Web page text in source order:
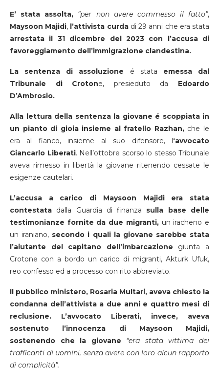
E’ stata assolta, “per non avere commesso il fatto”,
Maysoon Majidi, l’attivista curdadi 29 anni che era stata
arrestata il 31 dicembre del 2023 con l’accusa di
favoreggiamento dell’immigrazione clandestina.
La sentenza di assoluzione é stata emessa dal
Tribunale di Crotone, presieduto da Edoardo
D’Ambrosio.
Alla lettura della sentenza la giovane é scoppiata in
un pianto di gioia insieme al fratello Razhan,che le
era al fianco, insieme al suo difensore, l ‘avvocato
Giancarlo Liberati. Nell’ottobre scorso lo stesso Tribunale
aveva rimesso in libertà la giovane ritenendo cessate le
esigenze cautelari.
L’accusa a carico di Maysoon Majidi era stata
contestata dalla Guardia di finanza sulla base delle
testimonianze fornite da due migranti,un iracheno e
un iraniano, secondo i quali la giovane sarebbe stata
l’aiutante del capitano dell’imbarcazione giunta a
Crotone con a bordo un carico di migranti, Akturk Ufuk,
reo confesso ed a processo con rito abbreviato.
Il pubblico ministero, Rosaria Multari, aveva chiesto la
condanna dell’attivista a due anni e quattro mesi di
reclusione. L’avvocato Liberati, invece, aveva
sostenuto l’innocenza di Maysoon Majidi,
sostenendo che la giovane
“era stata vittima dei
trafficanti di uomini, senza avere con loro alcun rapporto
di complicità”.